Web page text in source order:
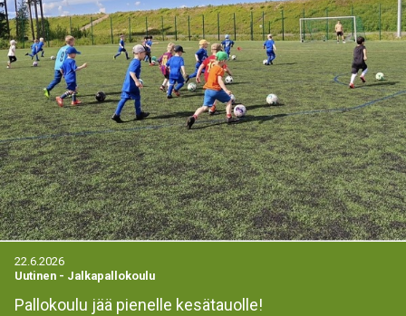
22.6.2026
Uutinen - Jalkapallokoulu
Pallokoulu jää pienelle kesätauolle!